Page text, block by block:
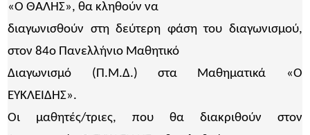
«Ο ΘΑΛΗΣ», θα κληθούν να
διαγωνισθούν στη δεύτερη φάση του διαγωνισμού,
στον 84ο Πανελλήνιο Μαθητικό
Διαγωνισμό (Π.Μ.Δ.) στα Μαθηματικά «Ο
ΕΥΚΛΕΙΔΗΣ».
Οι μαθητές/τριες, που θα διακριθούν στον